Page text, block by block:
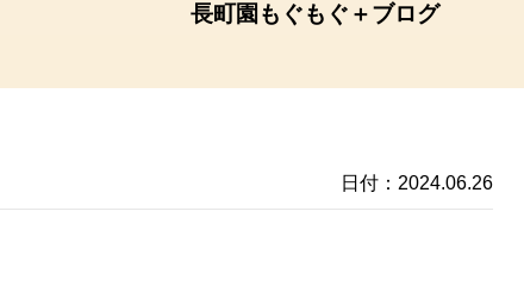
長町園もぐもぐ＋ブログ
日付：2024.06.26